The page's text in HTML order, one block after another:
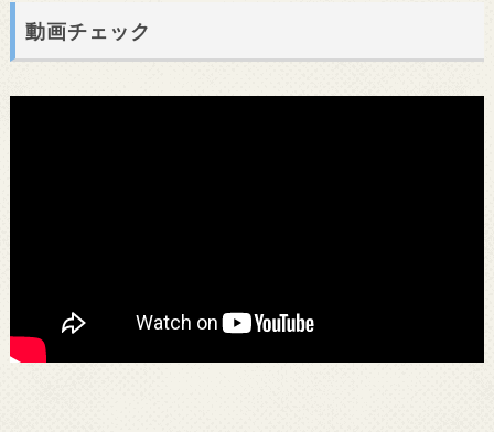
動画チェック